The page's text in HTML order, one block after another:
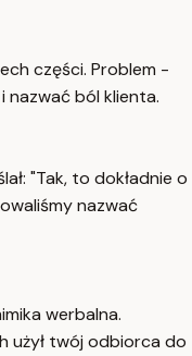
części. Problem -
ból klienta.
"Tak, to dokładnie o
nazwać
werbalna.
użył twój odbiorca do